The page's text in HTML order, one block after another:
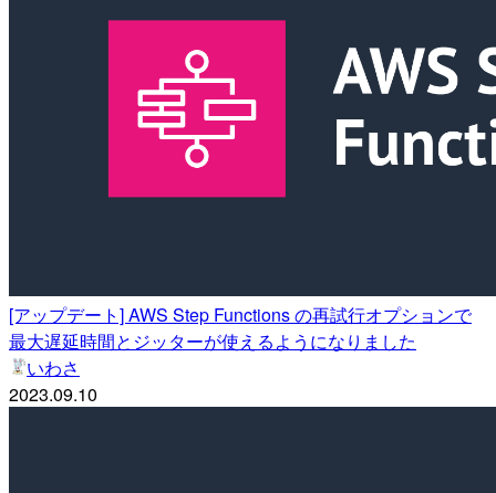
[アップデート] AWS Step Functions の再試行オプションで
最大遅延時間とジッターが使えるようになりました
いわさ
2023.09.10